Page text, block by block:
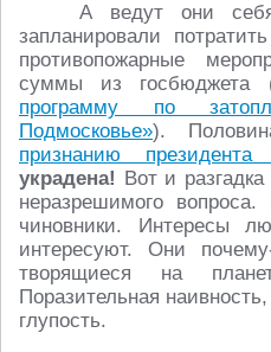
А ведут они
запланировали
противопожарные
суммы из госбюджета
программу по
Подмосковье»).
признанию
украдена! Вот и
неразрешимого
чиновники. Интересы
интересуют. Они
творящиеся на
Поразительная
глупость.